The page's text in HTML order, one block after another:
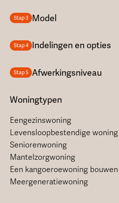
Stap 3 Model
Stap 4 Indelingen en opties
Stap 5 Afwerkingsniveau
Woningtypen
Eengezinswoning
Levensloopbestendige woning
Seniorenwoning
Mantelzorgwoning
Een kangoeroewoning bouwen
Meergeneratiewoning